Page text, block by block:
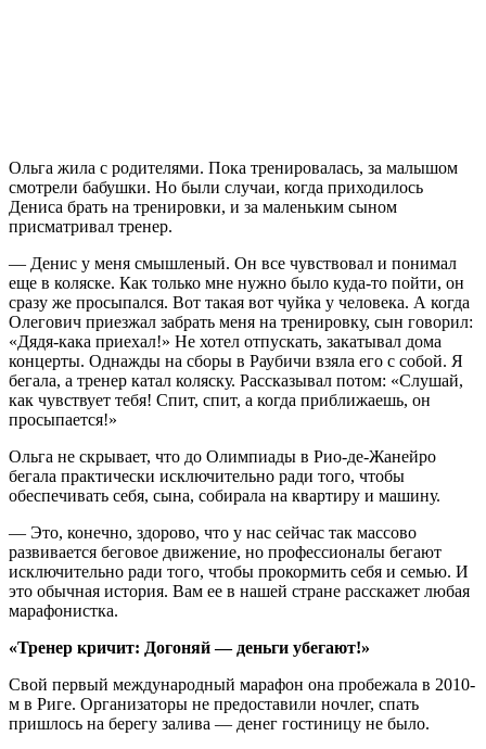
Ольга жила с родителями. Пока тренировалась, за малышом
смотрели бабушки. Но были случаи, когда приходилось
Дениса брать на тренировки, и за маленьким сыном
присматривал тренер.
— Денис у меня смышленый. Он все чувствовал и понимал
еще в коляске. Как только мне нужно было куда-то пойти, он
сразу же просыпался. Вот такая вот чуйка у человека. А когда
Олегович приезжал забрать меня на тренировку, сын говорил:
«Дядя-кака приехал!» Не хотел отпускать, закатывал дома
концерты. Однажды на сборы в Раубичи взяла его с собой. Я
бегала, а тренер катал коляску. Рассказывал потом: «Слушай,
как чувствует тебя! Спит, спит, а когда приближаешь, он
просыпается!»
Ольга не скрывает, что до Олимпиады в Рио-де-Жанейро
бегала практически исключительно ради того, чтобы
обеспечивать себя, сына, собирала на квартиру и машину.
— Это, конечно, здорово, что у нас сейчас так массово
развивается беговое движение, но профессионалы бегают
исключительно ради того, чтобы прокормить себя и семью. И
это обычная история. Вам ее в нашей стране расскажет любая
марафонистка.
«Тренер кричит: Догоняй — деньги убегают!»
Свой первый международный марафон она пробежала в 2010-
м в Риге. Организаторы не предоставили ночлег, спать
пришлось на берегу залива — денег гостиницу не было.